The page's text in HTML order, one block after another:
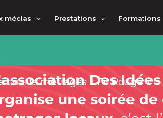
médias Prestations Formations
courts métrages « Fil Rouge »